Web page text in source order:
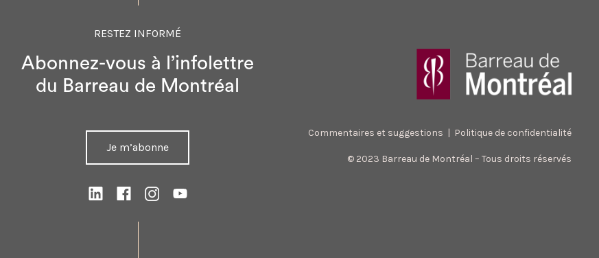
RESTEZ INFORMÉ
Abonnez-vous à l’infolettre
du Barreau de Montréal
Je m’abonne
Commentaires et suggestions | Politique de confidentialité
© 2023 Barreau de Montréal – Tous droits réservés